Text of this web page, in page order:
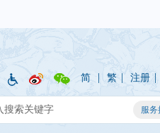
简 | 繁 | 注册 |